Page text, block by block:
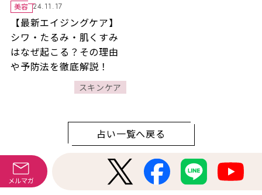
美容 24.11.17
【最新エイジングケア】
シワ・たるみ・肌くすみ
はなぜ起こる？その理由
や予防法を徹底解説！
スキンケア
占い一覧へ戻る
メルマガ